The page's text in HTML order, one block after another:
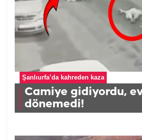
Şanlıurfa’da kahreden kaza
Camiye gidiyordu,
dönemedi!